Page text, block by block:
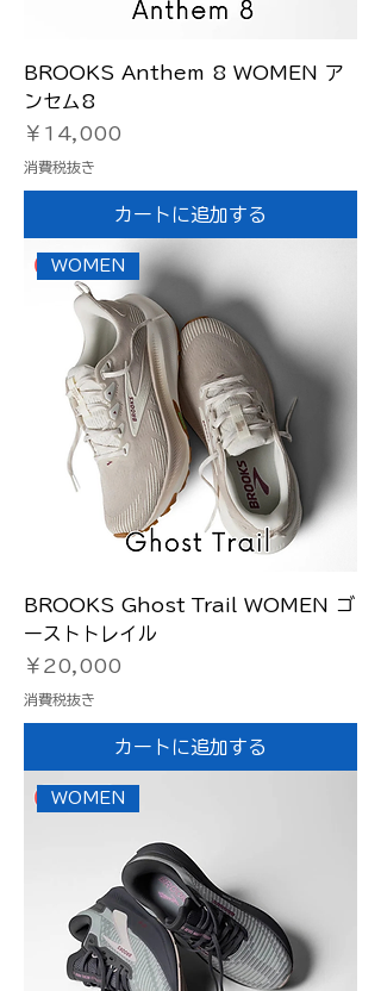
BROOKS Anthem 8 WOMEN ア
ンセム8
価格
￥14,000
消費税抜き
カートに追加する
WOMEN
BROOKS Ghost Trail WOMEN ゴ
ーストトレイル
価格
￥20,000
消費税抜き
カートに追加する
WOMEN